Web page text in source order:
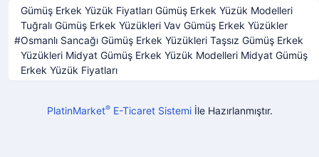
Gümüş Erkek Yüzük Fiyatları Gümüş Erkek Yüzük Modelleri
Tuğralı Gümüş Erkek Yüzükleri Vav Gümüş Erkek Yüzükler
Osmanlı Sancağı Gümüş Erkek Yüzükleri Taşsız Gümüş Erkek
Yüzükleri Midyat Gümüş Erkek Yüzük Modelleri Midyat Gümüş
Erkek Yüzük Fiyatları
PlatinMarket®E-Ticaret Sistemiİle Hazırlanmıştır.